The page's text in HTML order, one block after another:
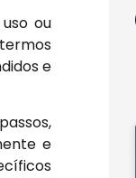
ou
e
e